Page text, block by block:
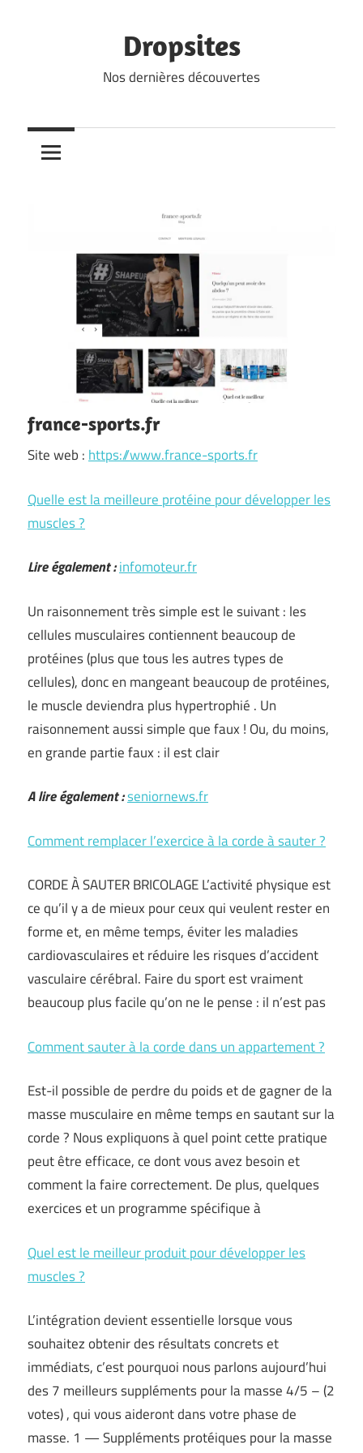
Dropsites
Nos dernières découvertes
france-sports.fr
Site web : https://www.france-sports.fr
Quelle est la meilleure protéine pour développer les
muscles ?
Lire également :infomoteur.fr
Un raisonnement très simple est le suivant : les
cellules musculaires contiennent beaucoup de
protéines (plus que tous les autres types de
cellules), donc en mangeant beaucoup de protéines,
le muscle deviendra plus hypertrophié . Un
raisonnement aussi simple que faux ! Ou, du moins,
en grande partie faux : il est clair
A lire également :seniornews.fr
Comment remplacer l’exercice à la corde à sauter ?
CORDE À SAUTER BRICOLAGE L’activité physique est
ce qu’il y a de mieux pour ceux qui veulent rester en
forme et, en même temps, éviter les maladies
cardiovasculaires et réduire les risques d’accident
vasculaire cérébral. Faire du sport est vraiment
beaucoup plus facile qu’on ne le pense : il n’est pas
Comment sauter à la corde dans un appartement ?
Est-il possible de perdre du poids et de gagner de la
masse musculaire en même temps en sautant sur la
corde ? Nous expliquons à quel point cette pratique
peut être efficace, ce dont vous avez besoin et
comment la faire correctement. De plus, quelques
exercices et un programme spécifique à
Quel est le meilleur produit pour développer les
muscles ?
L’intégration devient essentielle lorsque vous
souhaitez obtenir des résultats concrets et
immédiats, c’est pourquoi nous parlons aujourd’hui
des 7 meilleurs suppléments pour la masse 4/5 – (2
votes) , qui vous aideront dans votre phase de
masse. 1 — Suppléments protéiques pour la masse